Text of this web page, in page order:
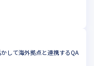
かして海外拠点と連携するQA